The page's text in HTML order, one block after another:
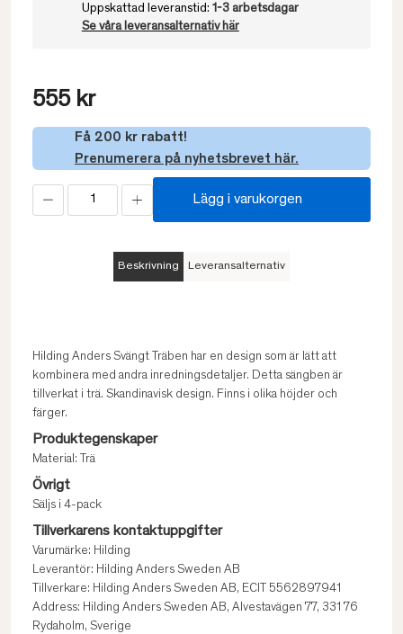
Uppskattad leveranstid: 1-3 arbetsdagar
Se våra leveransalternativ här
555 kr
Få 200 kr rabatt!
Prenumerera på nyhetsbrevet här.
Lägg i varukorgen
Beskrivning Leveransalternativ
Hilding Anders Svängt Träben har en design som är lätt att
kombinera med andra inredningsdetaljer. Detta sängben är
tillverkat i trä. Skandinavisk design. Finns i olika höjder och
färger.
Produktegenskaper
Material: Trä
Övrigt
Säljs i 4-pack
Tillverkarens kontaktuppgifter
Varumärke: Hilding
Leverantör: Hilding Anders Sweden AB
Tillverkare: Hilding Anders Sweden AB, ECIT 5562897941
Address: Hilding Anders Sweden AB, Alvestavägen 77, 331 76
Rydaholm, Sverige